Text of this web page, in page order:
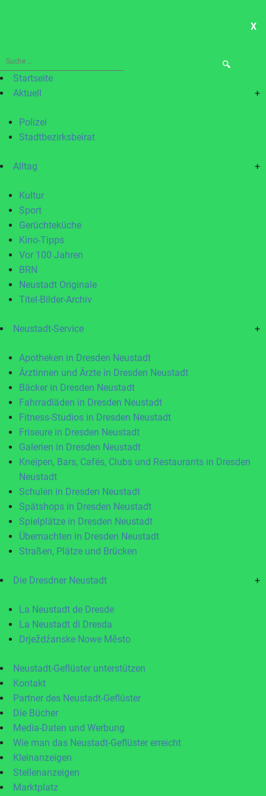
X
Suche
nach:Startseite
Aktuell
+
Polizei
Stadtbezirksbeirat
Alltag +
Kultur
Sport
Gerüchteküche
Kino-Tipps
Vor 100 Jahren
BRN
Neustadt Originale
Titel-Bilder-Archiv
Neustadt-Service +
Apotheken in Dresden Neustadt
Ärztinnen und Ärzte in Dresden Neustadt
Bäcker in Dresden Neustadt
Fahrradläden in Dresden Neustadt
Fitness-Studios in Dresden Neustadt
Friseure in Dresden Neustadt
Galerien in Dresden Neustadt
Kneipen, Bars, Cafés, Clubs und Restaurants in Dresden
Neustadt
Schulen in Dresden Neustadt
Spätshops in Dresden Neustadt
Spielplätze in Dresden Neustadt
Übernachten in Dresden Neustadt
Straßen, Plätze und Brücken
Die Dresdner Neustadt +
La Neustadt de Dresde
La Neustadt di Dresda
Drježdźanske Nowe Město
Neustadt-Geflüster unterstützen
Kontakt
Partner des Neustadt-Geflüster
Die Bücher
Media-Daten und Werbung
Wie man das Neustadt-Geflüster erreicht
Kleinanzeigen
Stellenanzeigen
Marktplatz